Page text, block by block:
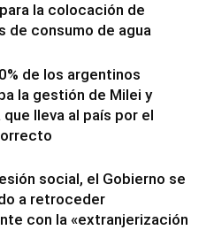
la colocación de
de consumo de agua
de los argentinos
la gestión de Milei y
lleva al país por el
social, el Gobierno se
a retroceder
con la «extranjerización